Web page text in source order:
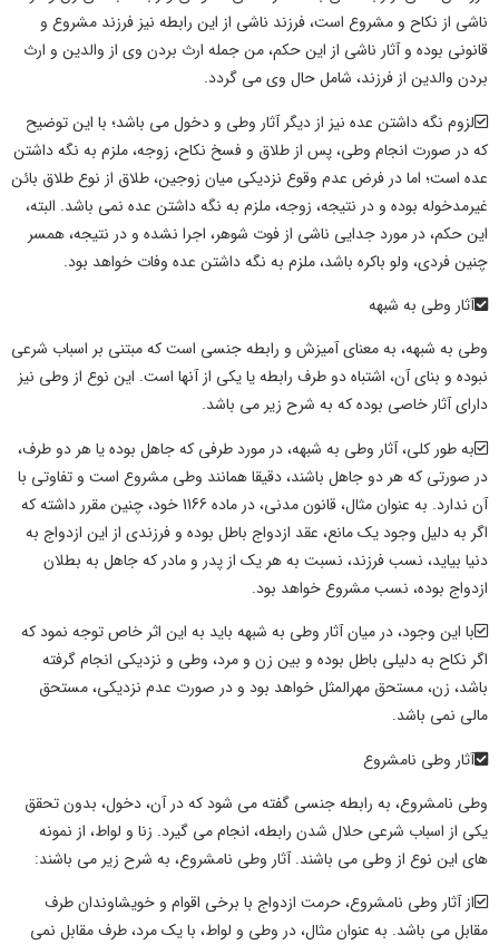
ناشی از نکاح و مشروع است، فرزند ناشی از این رابطه نیز فرزند مشروع و
قانونی بوده وآثار ناشی از این حکم، من جمله ارث بردن وی از والدین و ارث
بردن والدین از فرزند، شامل حال وی می گردد.
لزوم نگه داشتن عده نیز از دیگر آثار وطی و دخول می باشد؛ با این توضیح
که در صورت انجام وطی، پس از طلاق و فسخ نکاح، زوجه، ملزم به نگه داشتن
عده است؛ اما در فرض عدم وقوع نزدیکی میان زوجین، طلاق از نوع طلاق بائن
غیرمدخوله بوده و در نتیجه، زوجه، ملزم به نگه داشتن عده نمی باشد. البته،
این حکم، در مورد جدایی ناشی از فوت شوهر، اجرا نشده و در نتیجه، همسر
چنین فردی، ولو باکره باشد، ملزم به نگه داشتن عده وفات خواهد بود.
آثار وطی به شبهه
وطی به شبهه، به معنای آمیزش و رابطه جنسی است که مبتنی بر اسباب شرعی
نبوده و بنای آن، اشتباه دو طرف رابطه یا یکی از آنها است. این نوع از وطی نیز
دارایآثارخاصی بوده که به شرح زیر می باشد.
به طور کلی،آثار وطی به شبهه،در مورد طرفی که جاهل بوده یا هر دو طرف،
در صورتی که هر دو جاهل باشند، دقیقا همانند وطی مشروع است و تفاوتی با
آن ندارد. به عنوان مثال، قانون مدنی، در ماده 1166 خود، چنین مقرر داشته که
اگر به دلیل وجود یک مانع، عقد ازدواج باطل بوده و فرزندی از این ازدواج به
دنیا بیاید، نسب فرزند، نسبت به هر یک از پدر و مادر که جاهل به بطلان
ازدواج بوده، نسب مشروع خواهد بود.
با این وجود، در میانآثار وطی به شبهه باید به این اثر خاص توجه نمود که
اگر نکاح به دلیلی باطل بوده و بین زن و مرد، وطی و نزدیکی انجام گرفته
باشد، زن، مستحق مهرالمثلخواهد بود و در صورت عدم نزدیکی، مستحق
مالی نمی باشد.
آثار وطی نامشروع
وطی نامشروع، به رابطه جنسی گفته می شود که در آن، دخول، بدون تحقق
یکی از اسباب شرعی حلال شدن رابطه، انجام می گیرد. زنا و لواط، از نمونه
های این نوع از وطی می باشند.آثار وطی نامشروع، به شرح زیر می باشند:
ازآثار وطی نامشروع، حرمت ازدواج با برخی اقوام و خویشاوندان طرف
مقابل می باشد. به عنوان مثال، در وطی و لواط، با یک مرد، طرف مقابل نمی